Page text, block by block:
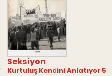
Seksiyon
Kurtuluş Kendini Anlatıyor 5